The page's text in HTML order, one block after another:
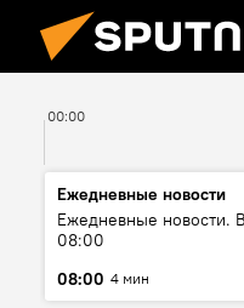
00:00
Ежедневные новости
Ежедневные новости.
08:00
08:00 4 мин